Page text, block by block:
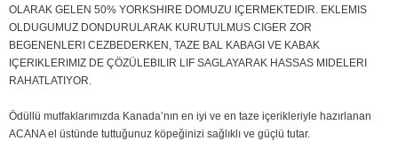
OLARAK GELEN 50% YORKSHIRE DOMUZU IÇERMEKTEDIR. EKLEMIS
OLDUGUMUZ DONDURULARAK KURUTULMUS CIGER ZOR
BEGENENLERI CEZBEDERKEN, TAZE BAL KABAGI VE KABAK
IÇERIKLERIMIZ DE ÇÖZÜLEBILIR LIF SAGLAYARAK HASSAS MIDELERI
RAHATLATIYOR.
Ödüllü mutfaklarımızda Kanada’nın en iyi ve en taze içerikleriyle hazırlanan
ACANA el üstünde tuttuğunuz köpeğinizi sağlıklı ve güçlü tutar.